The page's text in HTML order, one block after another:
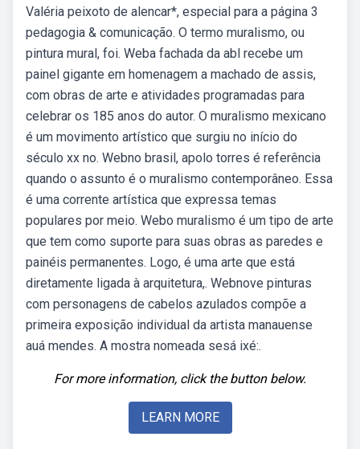
Valéria peixoto de alencar*, especial para a página 3
pedagogia & comunicação. O termo muralismo, ou
pintura mural, foi. Weba fachada da abl recebe um
painel gigante em homenagem a machado de assis,
com obras de arte e atividades programadas para
celebrar os 185 anos do autor. O muralismo mexicano
é um movimento artístico que surgiu no início do
século xx no. Webno brasil, apolo torres é referência
quando o assunto é o muralismo contemporâneo. Essa
é uma corrente artística que expressa temas
populares por meio. Webo muralismo é um tipo de arte
que tem como suporte para suas obras as paredes e
painéis permanentes. Logo, é uma arte que está
diretamente ligada à arquitetura,. Webnove pinturas
com personagens de cabelos azulados compõe a
primeira exposição individual da artista manauense
auá mendes. A mostra nomeada sesá ixé:.
For more information, click the button below.
LEARN MORE